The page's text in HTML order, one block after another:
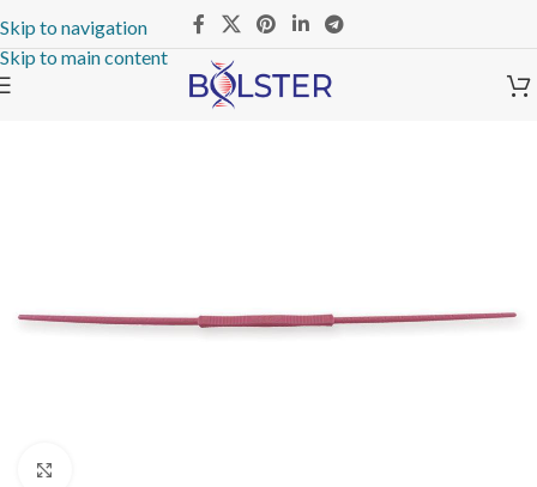
Skip to navigation
Skip to main content